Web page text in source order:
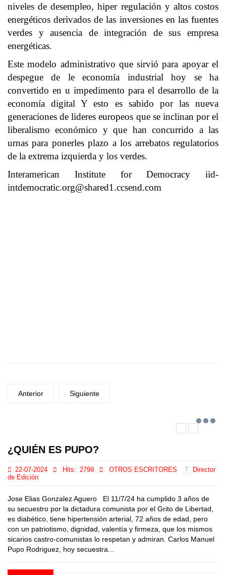
niveles de desempleo, hiper regulación y altos costos
energéticos derivados de las inversiones en las fuentes
verdes y ausencia de integración de sus empresa
energéticas.
Este modelo administrativo que sirvió para apoyar el
despegue de le economía industrial hoy se ha
convertido en u impedimento para el desarrollo de la
economía digital Y esto es sabido por las nueva
generaciones de lideres europeos que se inclinan por el
liberalismo económico y que han concurrido a las
urnas para ponerles plazo a los arrebatos regulatorios
de la extrema izquierda y los verdes.
Interamerican Institute for Democracy iid-
intdemocratic.org@shared1.ccsend.com
Anterior Siguiente
¿QUIÉN ES PUPO?
22-07-2024 Hits: 2799 OTROS ESCRITORES
Director
de Edición
Jose Elias Gonzalez Aguero El 11/7/24 ha cumplido 3 años de
su secuestro por la dictadura comunista por el Grito de Libertad,
es diabético, tiene hipertensión arterial, 72 años de edad, pero
con un patriotismo, dignidad, valentía y firmeza, que los mismos
sicarios castro-comunistas lo respetan y admiran. Carlos Manuel
Pupo Rodriguez, hoy secuestra...